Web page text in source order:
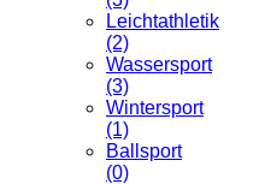
Leichtathletik
(2)
Wassersport
(3)
Wintersport
(1)
Ballsport
(0)